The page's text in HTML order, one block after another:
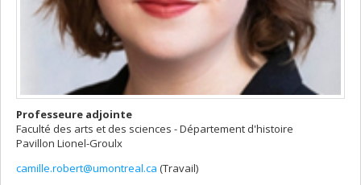
Professeure adjointe
Faculté des arts et des sciences - Département d'histoire
Pavillon Lionel-Groulx
camille.robert@umontreal.ca (Travail)